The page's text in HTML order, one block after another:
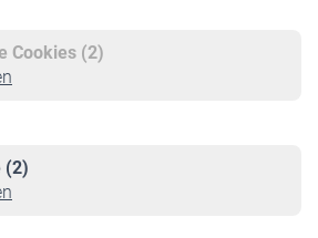
Cookies (2)
(2)